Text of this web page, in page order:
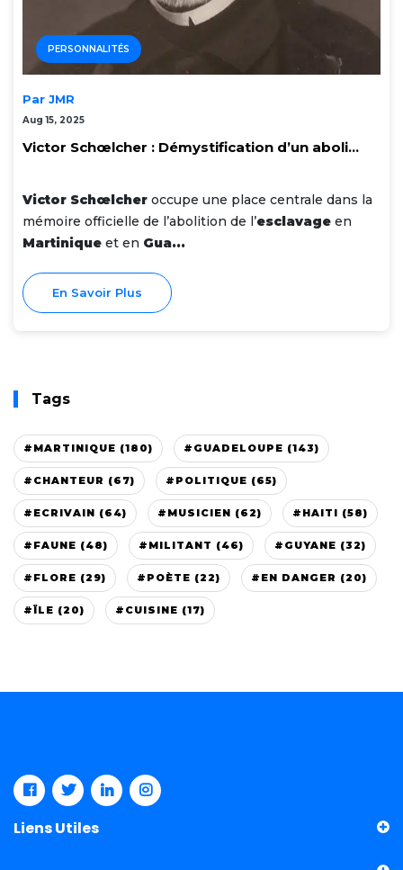
PERSONNALITÉS
Par JMR
Aug 15, 2025
Victor Schœlcher : Démystification d’un aboli...
Victor Schœlcher occupe une place centrale dans la
mémoire officielle de l’abolition de l’esclavage en
Martinique et en Gua...
En Savoir Plus
Tags
#MARTINIQUE (180) #GUADELOUPE (143)
#CHANTEUR (67) #POLITIQUE (65)
#ECRIVAIN (64) #MUSICIEN (62) #HAITI (58)
#FAUNE (48) #MILITANT (46) #GUYANE (32)
#FLORE (29) #POÈTE (22) #EN DANGER (20)
#ÏLE (20) #CUISINE (17)
Liens Utiles